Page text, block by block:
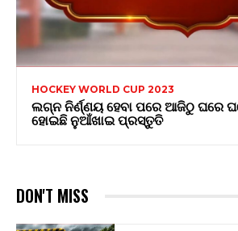
HOCKEY WORLD CUP 2023
ଲଗ୍ନ ନିର୍ଣ୍ଣୟ ହେବା ପରେ ଆଜିଠୁ ଘରେ
ହୋଇଛି ନୁଆଁଖାଇ ପ୍ରସ୍ତୁତି
DON'T MISS